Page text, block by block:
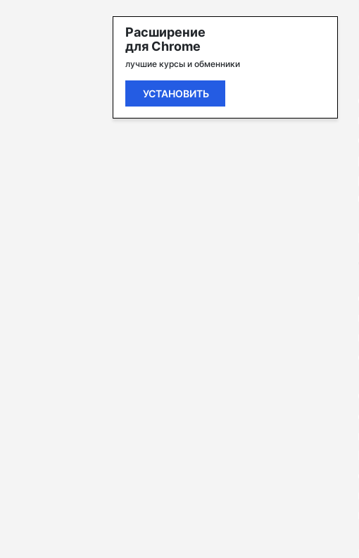
Расширение
для Chrome
лучшие курсы и обменники
УСТАНОВИТЬ